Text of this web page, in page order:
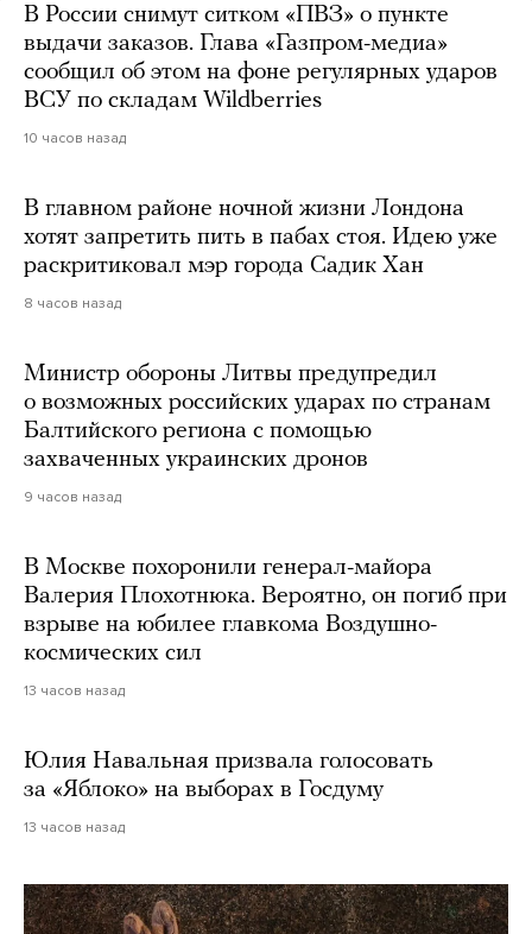
В России снимут ситком «ПВЗ» о пункте
выдачи заказов. Глава «Газпром-медиа»
сообщил об этом на фоне регулярных ударов
ВСУ по складам Wildberries
10 часов назад
В главном районе ночной жизни Лондона
хотят запретить пить в пабах стоя. Идею уже
раскритиковал мэр города Садик Хан
8 часов назад
Министр обороны Литвы предупредил
о возможных российских ударах по странам
Балтийского региона с помощью
захваченных украинских дронов
9 часов назад
В Москве похоронили генерал-майора
Валерия Плохотнюка. Вероятно, он погиб при
взрыве на юбилее главкома Воздушно-
космических сил
13 часов назад
Юлия Навальная призвала голосовать
за «Яблоко» на выборах в Госдуму
13 часов назад